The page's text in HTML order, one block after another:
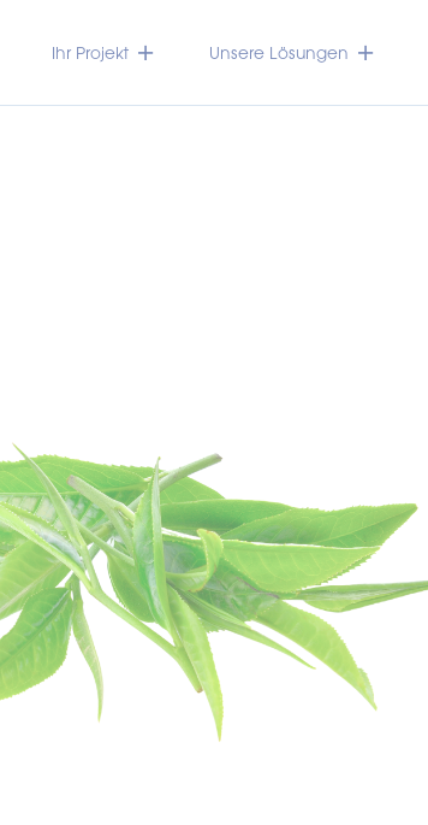
Ihr Projekt Unsere Lösungen